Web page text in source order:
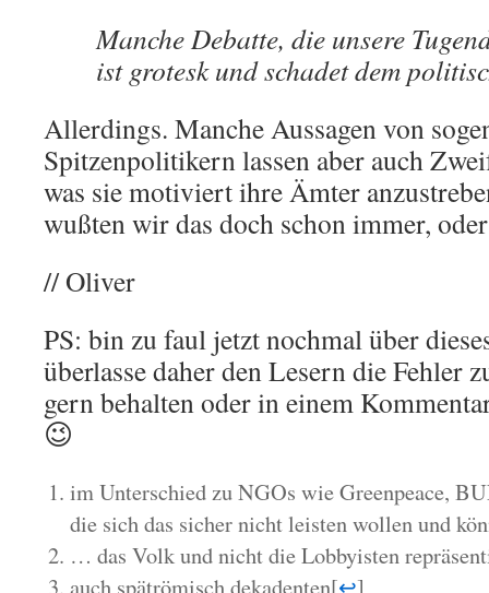
Manche Debatte, die unsere
ist grotesk und schadet dem
Allerdings. Manche Aussagen von
Spitzenpolitikern lassen aber auch
was sie motiviert ihre Ämter
wußten wir das doch schon immer,
// Oliver
PS: bin zu faul jetzt nochmal über
überlasse daher den Lesern die Fehler
gern behalten oder in einem
😉
im Unterschied zu NGOs wie Greenpeace,
die sich das sicher nicht leisten wollen und
… das Volk und nicht die Lobbyisten
auch spätrömisch dekadenten[↩]